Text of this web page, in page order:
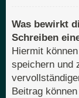
Was bewirkt
Schreiben
Hiermit
speichern und
Beitrag